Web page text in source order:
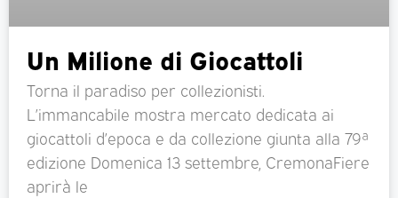
Un Milione di Giocattoli
Torna il paradiso per collezionisti.
L’immancabile mostra mercato dedicata ai
giocattoli d’epoca e da collezione giunta alla 79ª
edizione Domenica 13 settembre, CremonaFiere
aprirà le